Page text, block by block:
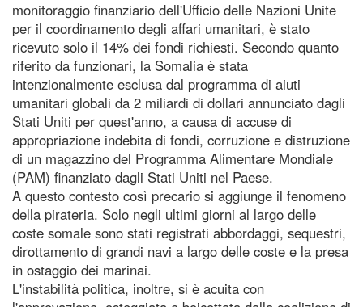
monitoraggio finanziario dell'Ufficio delle Nazioni Unite
per il coordinamento degli affari umanitari, è stato
ricevuto solo il 14% dei fondi richiesti. Secondo quanto
riferito da funzionari, la Somalia è stata
intenzionalmente esclusa dal programma di aiuti
umanitari globali da 2 miliardi di dollari annunciato dagli
Stati Uniti per quest'anno, a causa di accuse di
appropriazione indebita di fondi, corruzione e distruzione
di un magazzino del Programma Alimentare Mondiale
(PAM) finanziato dagli Stati Uniti nel Paese.
A questo contesto così precario si aggiunge il fenomeno
della pirateria. Solo negli ultimi giorni al largo delle
coste somale sono stati registrati abbordaggi, sequestri,
dirottamento di grandi navi a largo delle coste e la presa
in ostaggio dei marinai.
L'instabilità politica, inoltre, si è acuita con